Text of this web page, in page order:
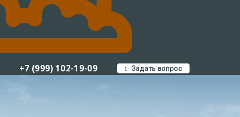
+7 (999) 102-19-09 Задать вопрос